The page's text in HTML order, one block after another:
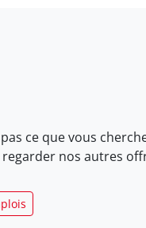
ce que vous
nos autres